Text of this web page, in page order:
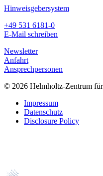
Hinweisgebersystem
+49 531 6181-0
E-Mail schreiben
Newsletter
Anfahrt
Ansprechpersonen
© 2026 Helmholtz-Zentrum
Impressum
Datenschutz
Disclosure Policy